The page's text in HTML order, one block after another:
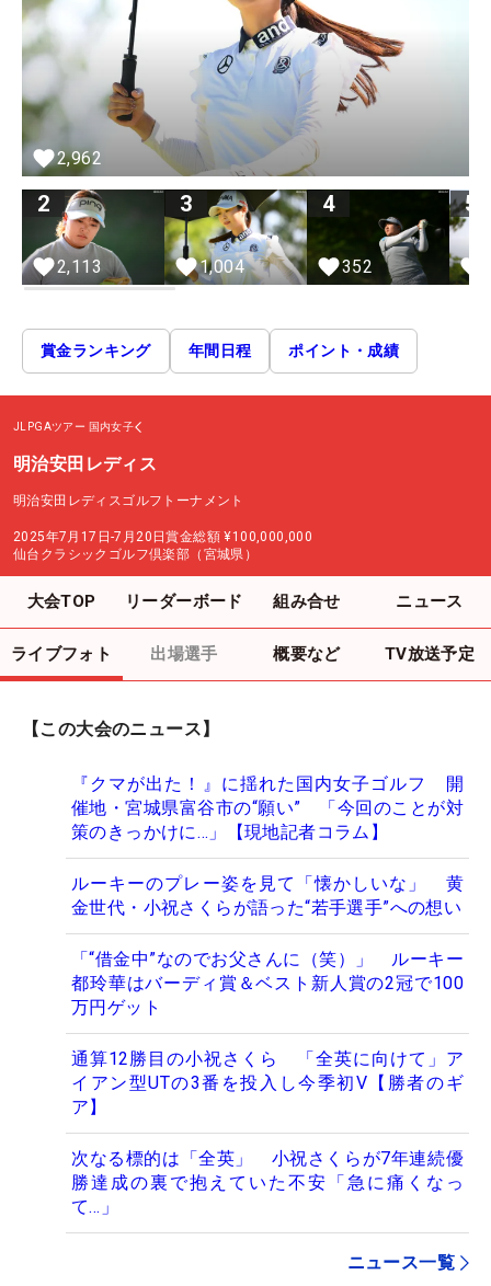
2,962
2
2,113
3
1,004
4
352
5
賞金ランキング 年間日程 ポイント・成績
JLPGAツアー 国内女子
明治安田レディス
明治安田レディスゴルフトーナメント
2025年7月17日-7月20日賞金総額 ¥100,000,000
仙台クラシックゴルフ倶楽部（宮城県）
大会TOP リーダーボード 組み合せ ニュース
ライブフォト 出場選手 概要など TV放送予定
【この大会のニュース】
『クマが出た！』に揺れた国内女子ゴルフ 開
催地・宮城県富谷市の“願い” 「今回のことが対
策のきっかけに…」【現地記者コラム】
ルーキーのプレー姿を見て「懐かしいな」 黄
金世代・小祝さくらが語った“若手選手”への想い
「“借金中”なのでお父さんに（笑）」 ルーキー
都玲華はバーディ賞＆ベスト新人賞の2冠で100
万円ゲット
通算12勝目の小祝さくら 「全英に向けて」ア
イアン型UTの3番を投入し今季初V【勝者のギ
ア】
次なる標的は「全英」 小祝さくらが7年連続優
勝達成の裏で抱えていた不安「急に痛くなっ
て…」
ニュース一覧